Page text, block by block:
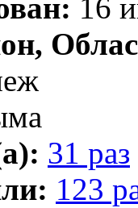
16
31 раз
123